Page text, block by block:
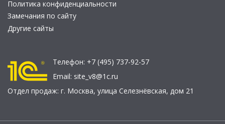
Политика конфиденциальности
Замечания по сайту
Другие сайты
Телефон: +7 (495) 737-92-57
Email: site_v8@1c.ru
Отдел продаж: г. Москва, улица Селезнёвская, дом 21